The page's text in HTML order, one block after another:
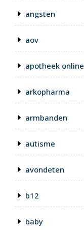
angsten
aov
apotheek online
arkopharma
armbanden
autisme
avondeten
b12
baby